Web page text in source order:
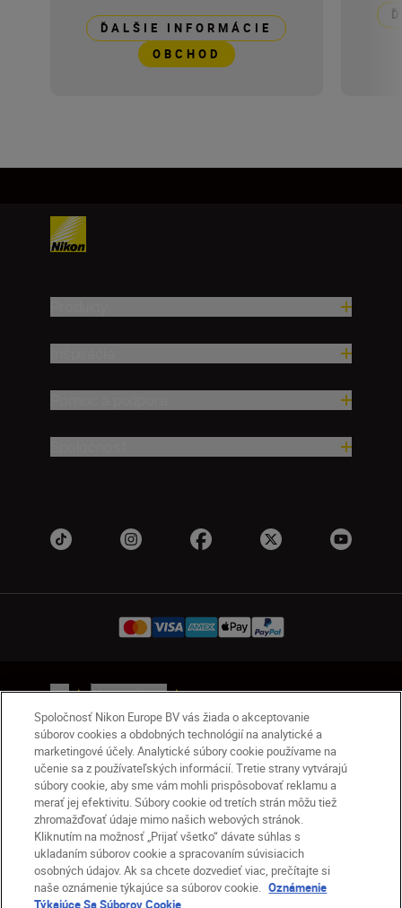
ĎALŠIE INFORMÁCIE
OBCHOD
SK Nikon Sites
Kontakt
Oznámenie o ochrane osobných údajov
Podmienky používania
Nikon Store – zmluvné podmienky
Oznámenie týkajúce sa súborov cookie
Prístupnosť
Nastavenia súborov cookie
© 2026 Nikon
SKIP
Spoločnosť Nikon Europe BV vás žiada o akceptovanie
súborov cookies a obdobných technológií na analytické a
marketingové účely. Analytické súbory cookie používame na
učenie sa z používateľských informácií. Tretie strany vytvárajú
súbory cookie, aby sme vám mohli prispôsobovať reklamu a
merať jej efektivitu. Súbory cookie od tretích strán môžu tiež
zhromažďovať údaje mimo našich webových stránok.
Kliknutím na možnosť „Prijať všetko“ dávate súhlas s
ukladaním súborov cookie a spracovaním súvisiacich
osobných údajov. Ak sa chcete dozvedieť viac, prečítajte si
naše oznámenie týkajúce sa súborov cookie. Oznámenie
Týkajúce Sa Súborov Cookie